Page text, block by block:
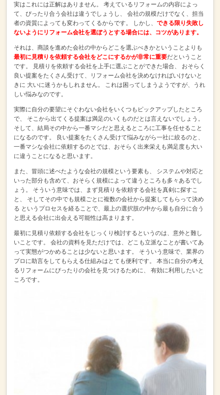
実はこれには正解はありません。
考えているリフォームの内容によっ
て、ぴったり合う会社は違うでしょうし、
会社の規模だけでなく、担当
者の資質によっても変わってくるからです。
しかし、 できる限り失敗し
ないようにリフォーム会社を選ぼうとする場合には、コツがあります。
それは、商談を進めた会社の中からどこを選ぶべきかということよりも
最初に見積りを依頼する会社をどこにするかが非常に重要だということ
です。
見積りを依頼する会社を上手に選ぶことができた場合、
おそらく
良い提案をたくさん受けて、リフォーム会社を決めなければいけないと
きに 大いに迷うかもしれません。
これは困ってしまうようですが、うれ
しい悩みなのです。
実際に自分の要望にそぐわない会社をいくつもピックアップしたところ
で、
そこから出てくる提案は満足のいくものだとは言えないでしょう。
そして、結局その中から一番マシだと思えるところに工事を任せること
になるのです。
良い提案をたくさん受けて悩みながら一社に絞るのと、
一番マシな会社に依頼するのとでは、おそらく出来栄えも満足度も大い
に違うことになると思います。
また、冒頭に述べたような会社の規模という要素も、
システムや対応と
いった部分も含めて、おそらく規模によって違うところも多々あるでし
ょう。
そういう意味では、まず見積りを依頼する会社を真剣に探すこ
と、
そしてその中でも規模ごとに複数の会社から提案してもらって決め
る というプロセスを経ることで、最上の選択肢の中から最も自分に合う
と思える会社に出会える可能性は高まります。
最初に見積り依頼する会社をじっくり検討するというのは、意外と難し
いことです。
会社の資料を見ただけでは、どこも立派なことが書いてあ
って実態がつかめることは少ないと思います。
そういう意味で、業界の
プロに助言をしてもらえる仕組みはとても便利です。
本当に自分の考え
るリフォームにぴったりの会社を見つけるために、
有効に利用したいと
ころです。